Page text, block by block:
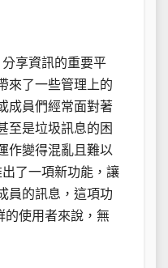
享資訊的重要平
來了一些管理上的
成員們經常面對著
至是垃圾訊息的困
作變得混亂且難以
了一項新功能，讓
員的訊息，這項功
的使用者來說，無